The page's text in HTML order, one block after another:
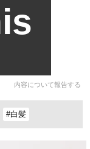
内容について報告する
#白髪